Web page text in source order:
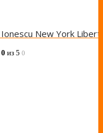
0 из 5 0